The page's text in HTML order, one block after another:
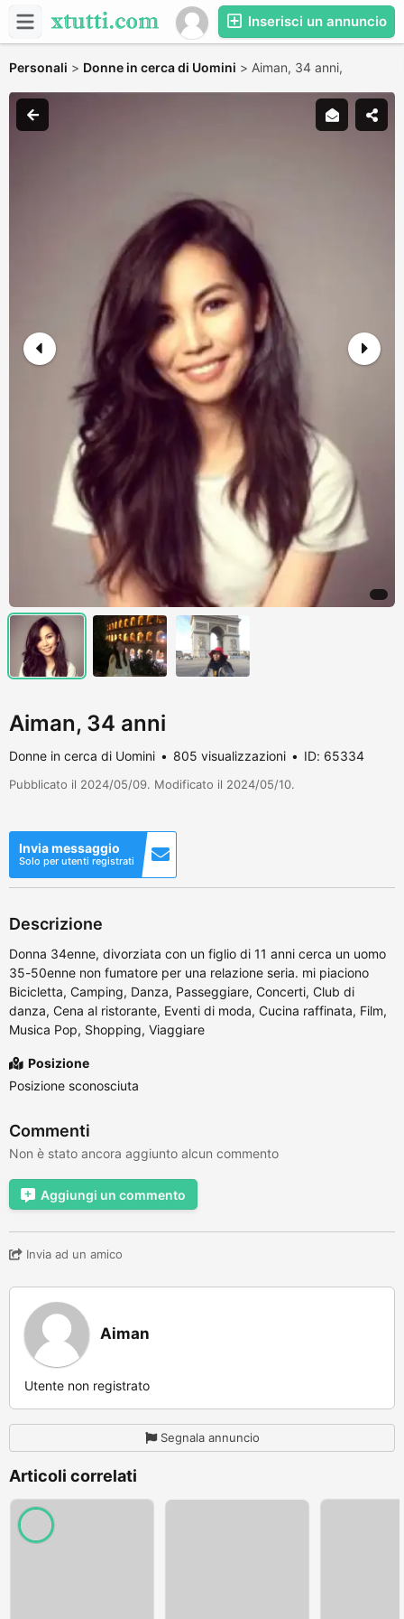
Inserisci un annuncio
Personali > Donne in cerca di Uomini > Aiman, 34 anni,
Aiman, 34 anni
Donne in cerca di Uomini 805 visualizzazioni ID: 65334
Pubblicato il 2024/05/09. Modificato il 2024/05/10.
Invia messaggio
Solo per utenti registrati
Descrizione
Donna 34enne, divorziata con un figlio di 11 anni cerca un uomo
35-50enne non fumatore per una relazione seria. mi piaciono
Bicicletta, Camping, Danza, Passeggiare, Concerti, Club di
danza, Cena al ristorante, Eventi di moda, Cucina raffinata, Film,
Musica Pop, Shopping, Viaggiare
Posizione
Posizione sconosciuta
Commenti
Non è stato ancora aggiunto alcun commento
Aggiungi un commento
Invia ad un amico
Aiman
Utente non registrato
Segnala annuncio
Articoli correlati